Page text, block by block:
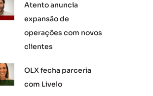
Atento anuncia
expansão de
operações com novos
clientes
OLX fecha parceria
com Livelo